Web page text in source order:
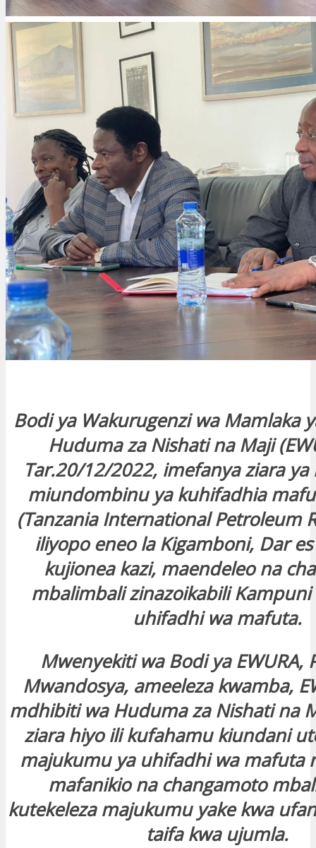
Bodi ya Wakurugenzi wa Mamlaka
Huduma za Nishati na Maji
Tar.20/12/2022, imefanya ziara ya
miundombinu ya kuhifadhia
(Tanzania International Petroleum
iliyopo eneo la Kigamboni, Dar
kujionea kazi, maendeleo na
mbalimbali zinazoikabili Kampuni
uhifadhi wa mafuta.
Mwenyekiti wa Bodi ya EWURA,
Mwandosya, ameeleza kwamba,
mdhibiti wa Huduma za Nishati na
ziara hiyo ili kufahamu kiundani
majukumu ya uhifadhi wa mafuta
mafanikio na changamoto
kutekeleza majukumu yake kwa
taifa kwa ujumla.